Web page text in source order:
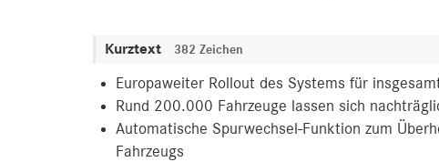
Kurztext 382 Zeichen
Europaweiter Rollout des Systems für
Rund 200.000 Fahrzeuge lassen sich
Automatische Spurwechsel-Funktion zum
Fahrzeugs